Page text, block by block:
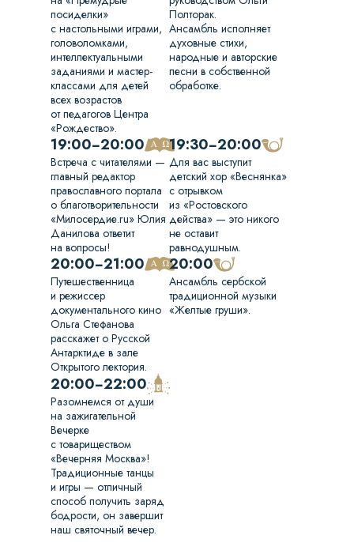
посиделки»
с настольными играми,
головоломками,
интеллектуальными
заданиями и мастер-
классами для детей
всех возрастов
от педагогов Центра
«Рождество».
Полторак.
Ансамбль исполняет
духовные стихи,
народные и авторские
песни в собственной
обработке.
19:00−20:00
Встреча с читателями —
главный редактор
православного портала
о благотворительности
«Милосердие.ru» Юлия
Данилова ответит
на вопросы!
19:30−20:00
Для вас выступит
детский хор «Веснянка»
с отрывком
из «Ростовского
действа» — это никого
не оставит
равнодушным.
20:00−21:00
Путешественница
и режиссер
документального кино
Ольга Стефанова
расскажет о Русской
Антарктиде в зале
Открытого лектория.
20:00
Ансамбль сербской
традиционной музыки
«Желтые груши».
20:00−22:00
Разомнемся от души
на зажигательной
Вечерке
с товариществом
«Вечерняя Москва»!
Традиционные танцы
и игры — отличный
способ получить заряд
бодрости, он завершит
наш святочный вечер.